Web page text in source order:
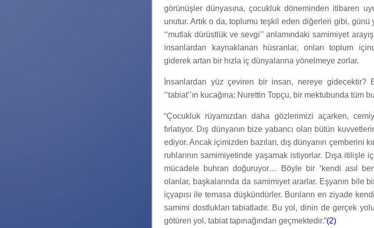
görünüşler dünyasına, çocukluk döneminden itibaren
unutur. Artık o da, toplumu teşkil eden diğerleri gibi, günü
‘‘mutlak dürüstlük ve sevgi’’ anlamındaki samimiyet
insanlardan kaynaklanan hüsranlar, onları toplum
giderek artan bir hızla iç dünyalarına yönelmeye zorlar.
İnsanlardan yüz çeviren bir insan, nereye gidecektir?
‘‘tabiat’’ın kucağına; Nurettin Topçu, bir mektubunda tüm
“Çocukluk rüyamızdan daha gözlerimizi açarken,
fırlatıyor. Dış dünyanın bize yabancı olan bütün
ediyor. Ancak içimizden bazıları, dış dünyanın çemberini
ruhlarının samimiyetinde yaşamak istiyorlar. Dışa itilişle
mücadele buhran doğuruyor… Böyle bir ‘kendi asıl
olanlar, başkalarında da samimiyet ararlar. Eşyanın bile
içyapısı ile temasa düşkündürler. Bunların en ziyade
samimi dostlukları tabiatladır. Bu yol, dinin de gerçek
götüren yol, tabiat tapınağından geçmektedir.”(2)